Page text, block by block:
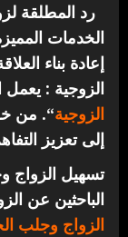
رد المطلقة
الخدمات
إعادة بناء
الزوجية : يعمل
الزوجية“. من
إلى تعزيز
تسهيل الزواج
الباحثين عن
الزواج وجلب